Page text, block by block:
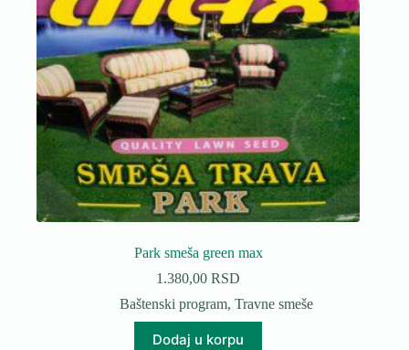
Park smeša green max
1.380,00RSD
Baštenski program,Travne smeše
Dodaj u korpu